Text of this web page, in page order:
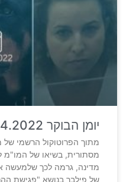
יומן הבוקר 15.04.2022
מתוך הפרוטוקול הרשמי
מסתורית, בשיאו של
מדינה, גרמה לכך שלמעשה
של פילבר בנושא "פגישת